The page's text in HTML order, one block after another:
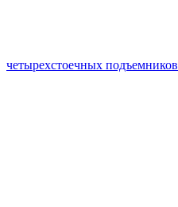
четырехстоечных подъемников